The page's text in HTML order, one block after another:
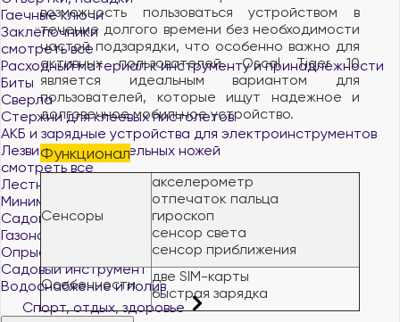
Гаечные ключи
Заклёпочники
смотреть все
Расходный материал к инструменту и принадлежности
Биты
Сверла
Стержни для клеевых пистолетов
АКБ и зарядные устройства для электроинструментов
Лезвия для строительных ножей
смотреть все
Лестницы и стремянки
Минимойки и аксессуары
Садовая техника
Газонокосилки и триммеры
Опрыскиватели
Садовый инструмент
Водоснабжение и полив
Спорт, отдых, здоровье
возможность пользоваться устройством в
течение долгого времени без необходимости
частой подзарядки, что особенно важно для
активных пользователей. Oscal Tiger 10
является идеальным вариантом для
пользователей, которые ищут надежное и
долговечное мобильное устройство.
Функционал
Сенсоры
акселерометр
отпечаток пальца
гироскоп
сенсор света
сенсор приближения
Особенности
две SIM-карты
быстрая зарядка